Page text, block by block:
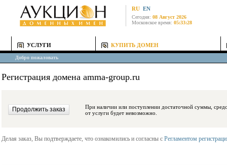
RU EN
Сегодня: 08 Август 2026
Московское время: 05:33:28
УСЛУГИ КУПИТЬ ДОМЕН
Добро пожаловать
Регистрация домена amma-group.ru
При наличии или поступлении достаточной суммы, средства будут
от услуги будет невозможно.
Делая заказ, Вы подтверждаете, что ознакомились и согласны с Регламентом